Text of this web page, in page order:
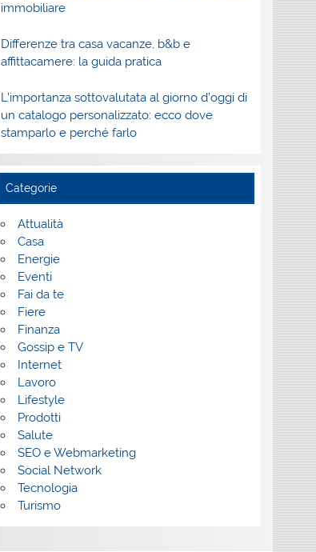
immobiliare
Differenze tra casa vacanze, b&b e
affittacamere: la guida pratica
L’importanza sottovalutata al giorno d’oggi di
un catalogo personalizzato: ecco dove
stamparlo e perché farlo
Categorie
Attualità
Casa
Energie
Eventi
Fai da te
Fiere
Finanza
Gossip e TV
Internet
Lavoro
Lifestyle
Prodotti
Salute
SEO e Webmarketing
Social Network
Tecnologia
Turismo